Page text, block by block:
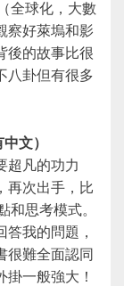
全球化，大數
察好萊塢和影
後的故事比很
八卦但有很多
中文）
超凡的功力
再次出手，比
和思考模式。
我的問題，
很難全面認同
一般強大！